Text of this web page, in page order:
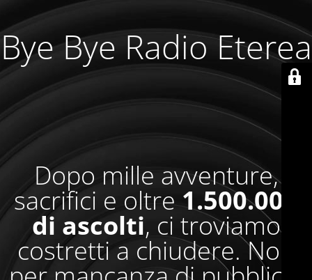
Bye Bye Radio Eterea
Dopo mille avventure,
sacrifici e oltre1.500.000
di ascolti, ci troviamo
costretti a chiudere. Non